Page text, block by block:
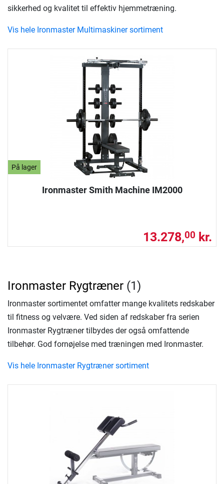
På lager
Ironmaster Smith Machine IM2000
13.278,00 kr.
sikkerhed og kvalitet til effektiv hjemmetræning.
Vis hele Ironmaster Multimaskiner sortiment
Ironmaster Rygtræner (1)
Ironmaster sortimentet omfatter mange kvalitets redskaber
til fitness og velvære. Ved siden af redskaber fra serien
Ironmaster Rygtræner tilbydes der også omfattende
tilbehør. God fornøjelse med træningen med Ironmaster.
Vis hele Ironmaster Rygtræner sortiment